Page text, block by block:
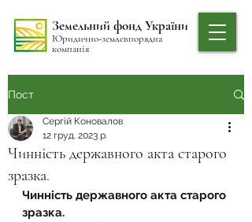
Земельний фонд України
Юридично-землевпорядна
компанія
Пост
Чинність державного акта старого
зразка.
Сергій Коновалов
12 груд. 2023 р.
Чинність державного акта старого
зразка.